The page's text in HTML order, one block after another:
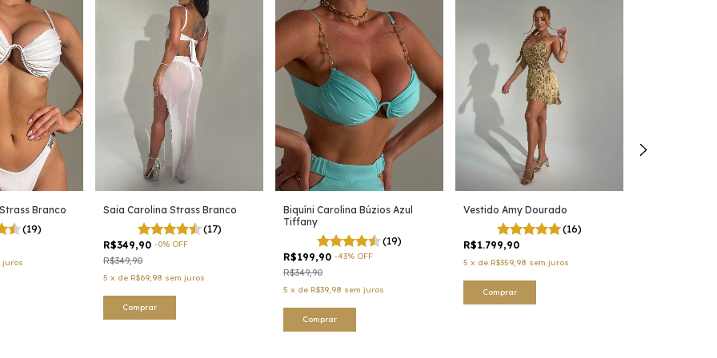
Branco
(19)
juros
Saia Carolina Strass Branco
(17)
R$349,90 -0% OFF
R$349,90
5 x de R$69,98 sem juros
Comprar
Biquíni Carolina Búzios Azul
Tiffany
(19)
R$199,90 -43% OFF
R$349,90
5 x de R$39,98 sem juros
Comprar
Vestido Amy Dourado
(16)
R$1.799,90
5 x de R$359,98 sem juros
Comprar